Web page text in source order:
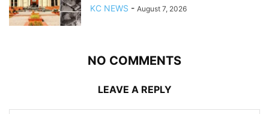
KC NEWS - August 7, 2026
NO COMMENTS
LEAVE A REPLY